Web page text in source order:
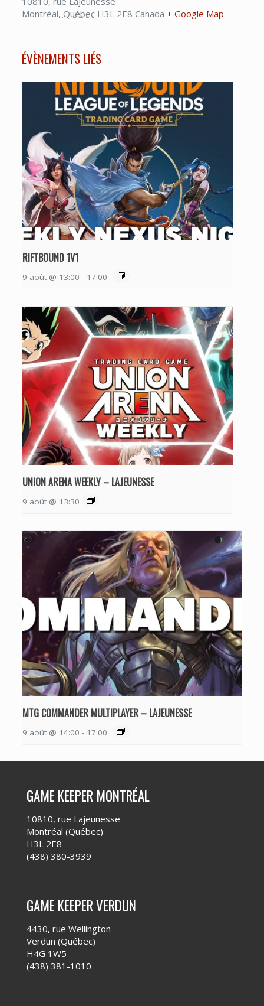
Montréal, Québec H3L 2E8 Canada + Google Map
ÉVÈNEMENTS LIÉS
RIFTBOUND 1V1
9 août @ 13:00 - 17:00
UNION ARENA WEEKLY – LAJEUNESSE
9 août @ 13:30
MTG COMMANDER MULTIPLAYER – LAJEUNESSE
9 août @ 14:00 - 17:00
GAME KEEPER MONTRÉAL
10810, rue Lajeunesse
Montréal (Québec)
H3L 2E8
(438) 380-3939
GAME KEEPER VERDUN
4430, rue Wellington
Verdun (Québec)
H4G 1W5
(438) 381-1010